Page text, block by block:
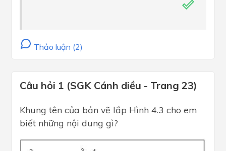
Thảo luận (2)
Câu hỏi 1 (SGK Cánh diều - Trang 23)
Khung tên của bản vẽ lắp Hình 4.3 cho em
biết những nội dung gì?